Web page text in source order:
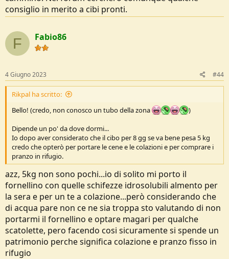
consiglio in merito a cibi pronti.
F Fabio86
4 Giugno 2023 #44
Rikpal ha scritto:
Bello! (credo, non conosco un tubo della zona
)
Dipende un po' da dove dormi...
Io dopo aver considerato che il cibo per 8 gg se va bene pesa 5 kg
credo che opterò per portare le cene e le colazioni e per comprare i
pranzo in rifugio.
azz, 5kg non sono pochi...io di solito mi porto il
fornellino con quelle schifezze idrosolubili almento per
la sera e per un te a colazione...però considerando che
di acqua pare non ce ne sia troppa sto valutando di non
portarmi il fornellino e optare magari per qualche
scatolette, pero facendo cosi sicuramente si spende un
patrimonio perche significa colazione e pranzo fisso in
rifugio